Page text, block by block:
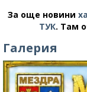
За още новини
ТУК. Там
Галерия